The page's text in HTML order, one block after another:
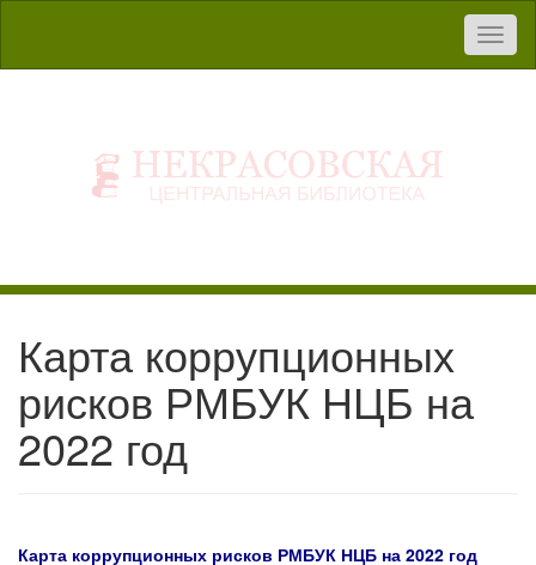
Карта коррупционных
рисков РМБУК НЦБ на
2022 год
Карта коррупционных рисков РМБУК НЦБ на 2022 год